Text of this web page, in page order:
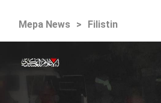
Mepa News > Filistin